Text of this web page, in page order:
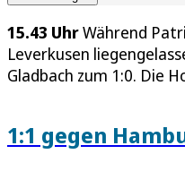
15.43 UhrWährend
Leverkusen
Gladbach zum 1:0. Die
1:1 gegen